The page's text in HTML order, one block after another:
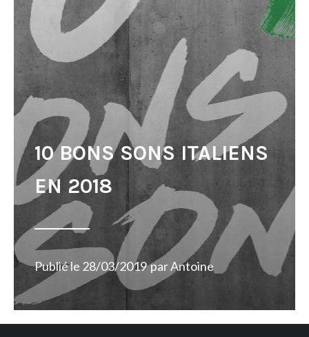
10 BONS SONS ITALIENS
EN 2018
Publié le 28/03/2019 parAntoine